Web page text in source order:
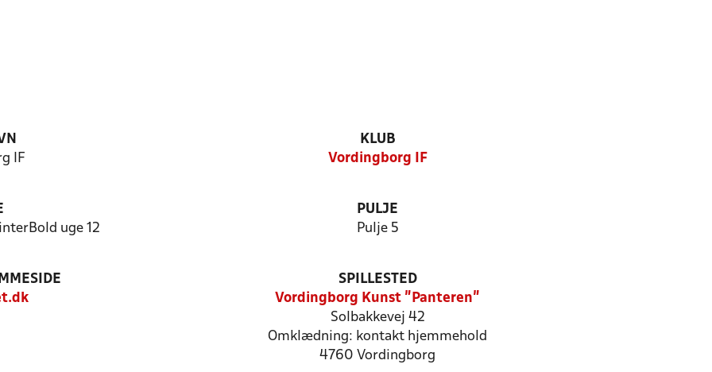
IF
KLUB
Vordingborg IF
uge 12
PULJE
Pulje 5
SPILLESTED
Vordingborg Kunst "Panteren"
Solbakkevej 42
Omklædning: kontakt hjemmehold
4760 Vordingborg